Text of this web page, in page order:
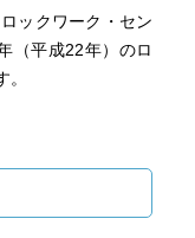
ックワーク・セン
平成22年）のロ
原因となった掘削
開発し暴走させた